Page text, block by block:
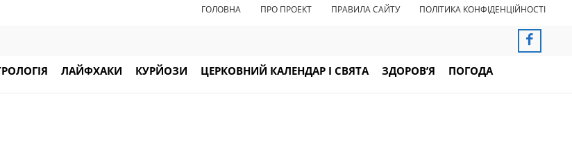
ГОЛОВНА ПРО ПРОЕКТ ПРАВИЛА САЙТУ ПОЛІТИКА КОНФІДЕНЦІЙНОСТІ
ЛАЙФХАКИ КУРЙОЗИ ЦЕРКОВНИЙ КАЛЕНДАР І СВЯТА ЗДОРОВ’Я ПОГОДА